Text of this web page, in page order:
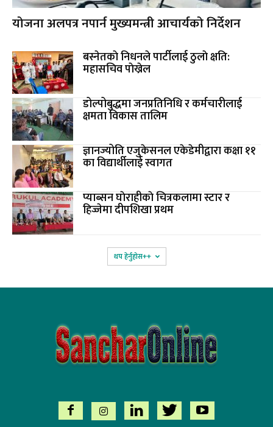
योजना अलपत्र नपार्न मुख्यमन्त्री आचार्यको निर्देशन
बस्नेतकाे निधनले पार्टीलाई ठुलाे क्षति:
महासचिव पाेख्रेल
डोल्पोबुद्धमा जनप्रतिनिधि र कर्मचारीलाई
क्षमता विकास तालिम
ज्ञानज्योति एजुकेसनल एकेडेमीद्वारा कक्षा ११
का विद्यार्थीलाई स्वागत
प्याब्सन घाेराहीकाे चित्रकलामा स्टार र
हिज्जेमा दीपशिखा प्रथम
थप हेर्नुहोस‌++